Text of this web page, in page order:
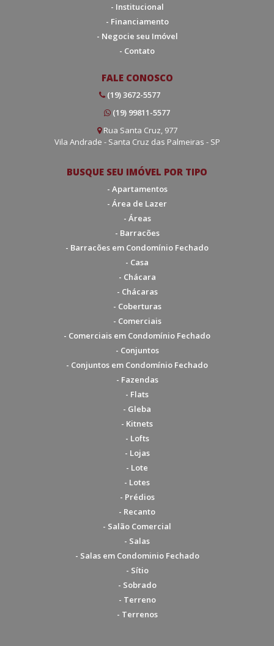
- Institucional
- Financiamento
- Negocie seu Imóvel
- Contato
FALE CONOSCO
(19) 3672-5577
(19) 99811-5577
Rua Santa Cruz, 977
Vila Andrade - Santa Cruz das Palmeiras - SP
BUSQUE SEU IMÓVEL POR TIPO
- Apartamentos
- Área de Lazer
- Áreas
- Barracões
- Barracões em Condomínio Fechado
- Casa
- Chácara
- Chácaras
- Coberturas
- Comerciais
- Comerciais em Condomínio Fechado
- Conjuntos
- Conjuntos em Condomínio Fechado
- Fazendas
- Flats
- Gleba
- Kitnets
- Lofts
- Lojas
- Lote
- Lotes
- Prédios
- Recanto
- Salão Comercial
- Salas
- Salas em Condominio Fechado
- Sítio
- Sobrado
- Terreno
- Terrenos